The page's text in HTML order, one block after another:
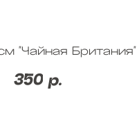
"Чайная Британия"
350 р.